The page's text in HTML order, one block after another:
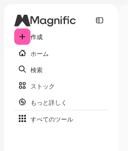
作成
ホーム
検索
ストック
もっと詳しく
すべてのツール